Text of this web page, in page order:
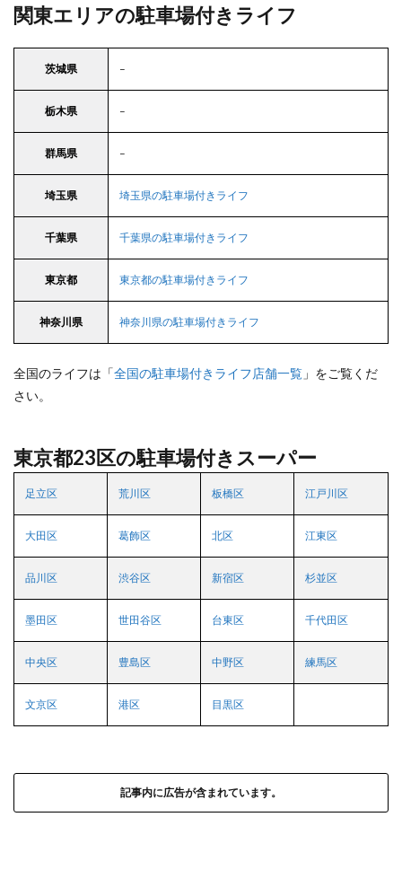
関東エリアの駐車場付きライフ
茨城県 –
栃木県 –
群馬県 –
埼玉県 埼玉県の駐車場付きライフ
千葉県 千葉県の駐車場付きライフ
東京都 東京都の駐車場付きライフ
神奈川県 神奈川県の駐車場付きライフ
全国のライフは「全国の駐車場付きライフ店舗一覧 」をご覧くだ
さい。
東京都23区の駐車場付きスーパー
足立区 荒川区 板橋区 江戸川区
大田区 葛飾区 北区 江東区
品川区 渋谷区 新宿区 杉並区
墨田区 世田谷区 台東区 千代田区
中央区 豊島区 中野区 練馬区
文京区 港区 目黒区
記事内に広告が含まれています。